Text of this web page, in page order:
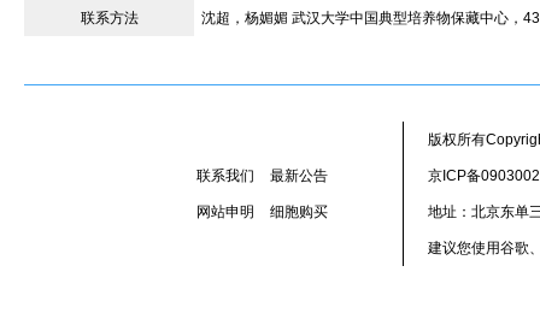
联系方法 沈超，杨媚媚 武汉大学中国典型培养物保藏中心，
联系我们 最新公告
网站申明 细胞购买
版权所有
京ICP备
地址：北京东单
建议您使用谷歌